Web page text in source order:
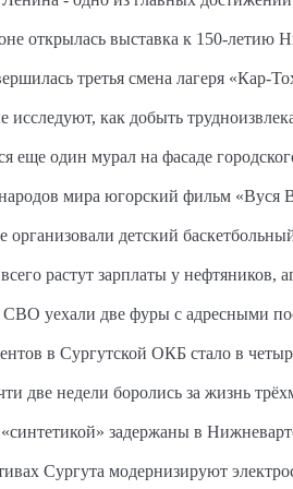
открылась выставка к 150-летию
третья смена лагеря «Кар-
исследуют, как добыть
еще один мурал на фасаде
мира югорский фильм «Вуся
детский
растут зарплаты у нефтяников,
СВО уехали две фуры с адресными
в Сургутской ОКБ стало в
две недели боролись за жизнь
задержаны в
Сургута модернизируют